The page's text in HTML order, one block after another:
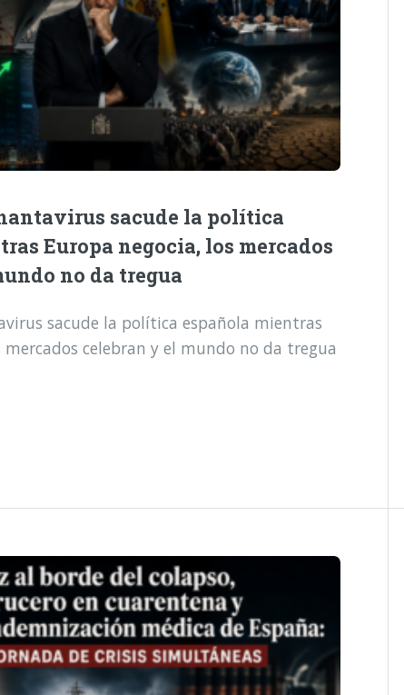
sacude la política
Europa negocia, los mercados
no da tregua
sacude la política española mientras
mercados celebran y el mundo no da tregua